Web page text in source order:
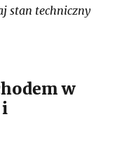
stan techniczny
w